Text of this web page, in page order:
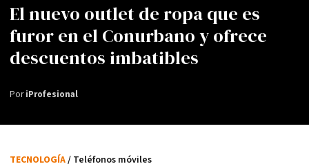
El nuevo outlet de ropa que es
furor en el Conurbano y ofrece
descuentos imbatibles
PoriProfesional
TECNOLOGÍA/ Teléfonos móviles